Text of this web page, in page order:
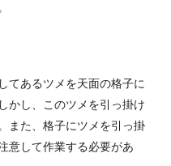
てあるツメを天面の格子に
かし、このツメを引っ掛け
また、格子にツメを引っ掛
意して作業する必要があ